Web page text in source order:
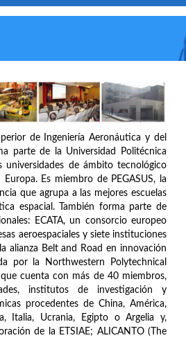
de Ingeniería Aeronáutica y del
parte de la Universidad Politécnica
universidades de ámbito tecnológico
Es miembro de PEGASUS, la
que agrupa a las mejores escuelas
espacial. También forma parte de
ECATA, un consorcio europeo
aeroespaciales y siete instituciones
alianza Belt and Road en innovación
por la Northwestern Polytechnical
cuenta con más de 40 miembros,
institutos de investigación y
procedentes de China, América,
Italia, Ucrania, Egipto o Argelia y,
de la ETSIAE; ALICANTO (The